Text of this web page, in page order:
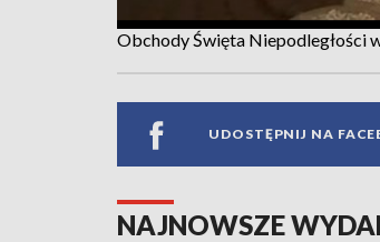
Obchody Święta Niepodległości
UDOSTĘPNIJ NA
NAJNOWSZE